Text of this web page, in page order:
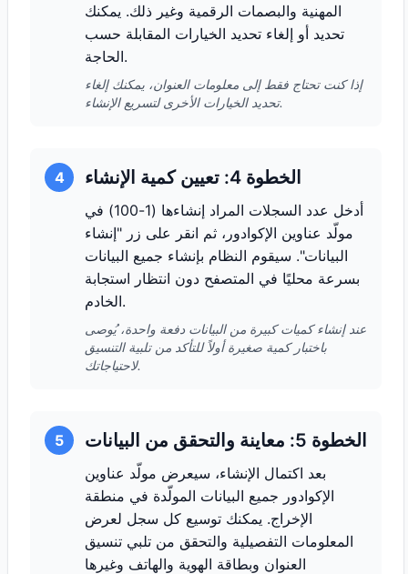
المهنية والبصمات الرقمية وغير ذلك. يمكنك
تحديد أو إلغاء تحديد الخيارات المقابلة حسب
الحاجة.
إذا كنت تحتاج فقط إلى معلومات العنوان، يمكنك إلغاء
تحديد الخيارات الأخرى لتسريع الإنشاء.
4 الخطوة 4: تعيين كمية الإنشاء
أدخل عدد السجلات المراد إنشاءها (1-100) في
مولّد عناوين الإكوادور، ثم انقر على زر "إنشاء
البيانات". سيقوم النظام بإنشاء جميع البيانات
بسرعة محليًا في المتصفح دون انتظار استجابة
الخادم.
عند إنشاء كميات كبيرة من البيانات دفعة واحدة، يُوصى
باختبار كمية صغيرة أولاً للتأكد من تلبية التنسيق
لاحتياجاتك.
5 الخطوة 5: معاينة والتحقق من البيانات
بعد اكتمال الإنشاء، سيعرض مولّد عناوين
الإكوادور جميع البيانات المولّدة في منطقة
الإخراج. يمكنك توسيع كل سجل لعرض
المعلومات التفصيلية والتحقق من تلبي تنسيق
العنوان وبطاقة الهوية والهاتف وغيرها